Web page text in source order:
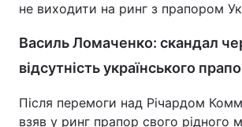
не виходити на ринг з прапором
Василь Ломаченко: скандал
відсутність українського
Після перемоги над Річардом
взяв у ринг прапор свого рідного